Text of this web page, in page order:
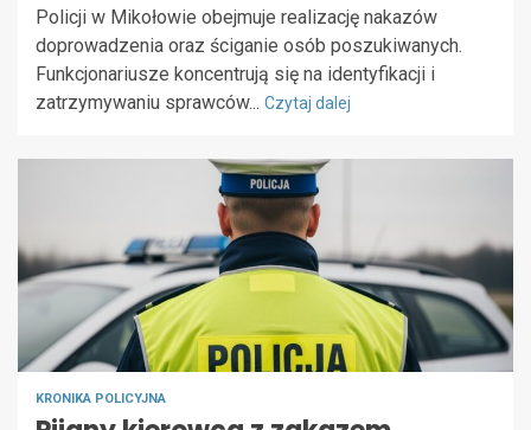
Policji w Mikołowie obejmuje realizację nakazów
doprowadzenia oraz ściganie osób poszukiwanych.
Funkcjonariusze koncentrują się na identyfikacji i
zatrzymywaniu sprawców... Czytaj dalej
KRONIKA POLICYJNA